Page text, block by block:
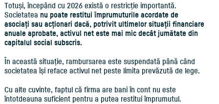
Totuși, începând cu 2026 există o restricție importantă.
Societatea nu poate restitui împrumuturile acordate de
asociați sau acționari dacă, potrivit ultimelor situații financiare
anuale aprobate, activul net este mai mic decât jumătate din
capitalul social subscris.
În această situație, rambursarea este suspendată până când
societatea își reface activul net peste limita prevăzută de lege.
Cu alte cuvinte, faptul că firma are bani în cont nu este
întotdeauna suficient pentru a putea restitui împrumutul.